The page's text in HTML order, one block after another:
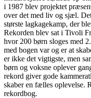
i 1987 blev projektet
over det med liv og sjæl.
største lagkagekamp, der
Rekorden blev sat i Tivoli
hvor 200 børn sloges med
med bogen var og er at
er ikke det vigtigste, men
børn og voksne oplever
rekord giver gode
skaber en fælles oplevelse.
rekordbog.